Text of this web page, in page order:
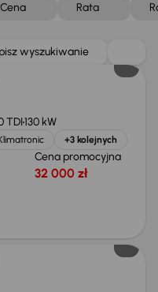
Cena Rata
wyszukiwanie
TDI130 kW
+3 kolejnych
Cena promocyjna
32 000 zł